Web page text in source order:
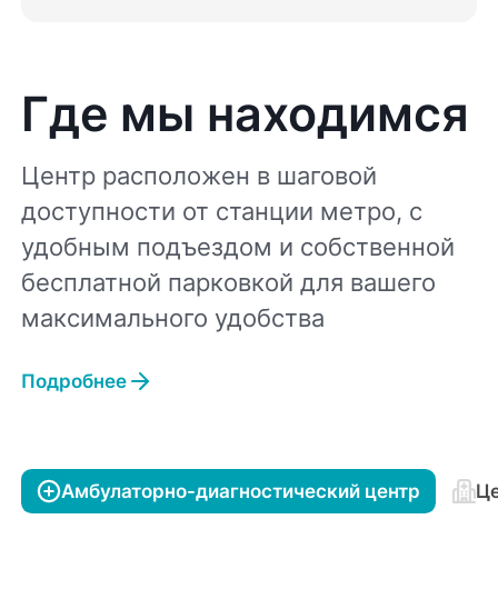
Где мы находимся
Центр расположен в шаговой
доступности от станции метро, с
удобным подъездом и собственной
бесплатной парковкой для вашего
максимального удобства
Подробнее
Амбулаторно-диагностический центр